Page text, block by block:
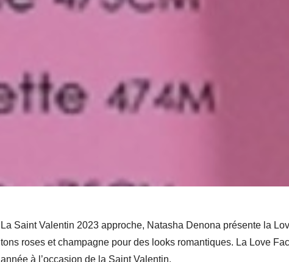
La Saint Valentin 2023 approche, Natasha Denona présente la
tons roses et champagne pour des looks romantiques. La Love
année à l’occasion de la Saint Valentin.